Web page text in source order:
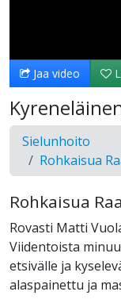
Jaa video
Sielunhoito
Rohkaisua
Rohkaisua
Rovasti Matti
Viidentoista
etsivälle ja
alaspainettu ja